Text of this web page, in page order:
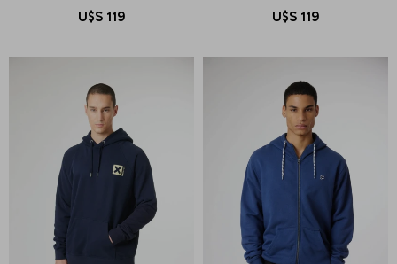
U$S 119 U$S 119